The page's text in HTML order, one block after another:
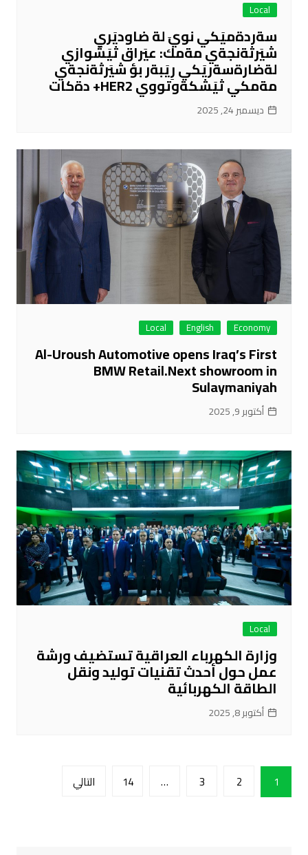
Local
سةردةميَكي نويَ لة ضاوديَري
شيَرثةنجةي مةمك: عيَراق ثيَشوازي
لةضارةسةريَكي رِيَبةر بؤ شيَرثةنجةي
مةمكي ثيَشكةوتووي HER2+ دةكات
ديسمبر 24, 2025
Economy
English
Local
Al-Uroush Automotive opens Iraq’s First
BMW Retail.Next showroom in
Sulaymaniyah
أكتوبر 9, 2025
Local
وزارة الكهرباء العراقية تستضيف ورشة
عمل حول أحدث تقنيات توليد ونقل
الطاقة الكهربائية
أكتوبر 8, 2025
تعدد
صفحات
1
2
3
…
14 التالي